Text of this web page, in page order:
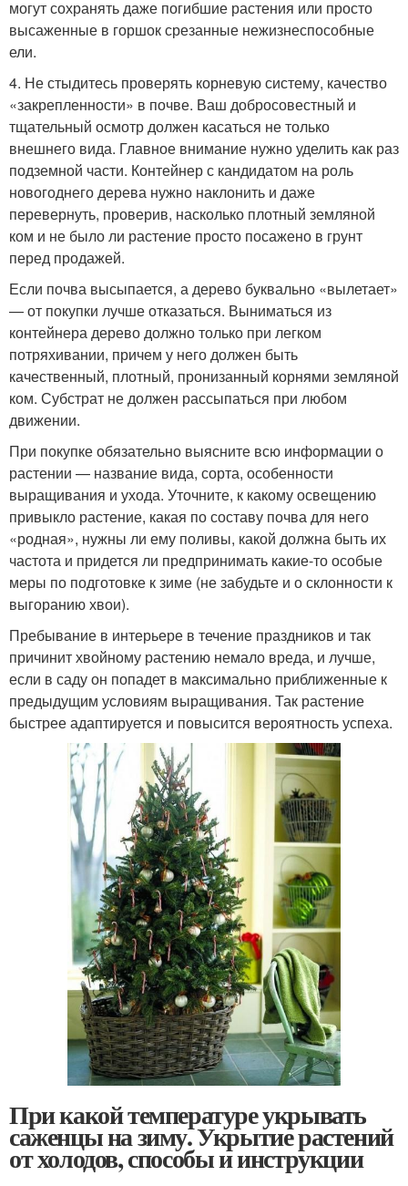
могут сохранять даже погибшие растения или просто
высаженные в горшок срезанные нежизнеспособные
ели.
4. Не стыдитесь проверять корневую систему, качество
«закрепленности» в почве. Ваш добросовестный и
тщательный осмотр должен касаться не только
внешнего вида. Главное внимание нужно уделить как раз
подземной части. Контейнер с кандидатом на роль
новогоднего дерева нужно наклонить и даже
перевернуть, проверив, насколько плотный земляной
ком и не было ли растение просто посажено в грунт
перед продажей.
Если почва высыпается, а дерево буквально «вылетает»
— от покупки лучше отказаться. Выниматься из
контейнера дерево должно только при легком
потряхивании, причем у него должен быть
качественный, плотный, пронизанный корнями земляной
ком. Субстрат не должен рассыпаться при любом
движении.
При покупке обязательно выясните всю информации о
растении — название вида, сорта, особенности
выращивания и ухода. Уточните, к какому освещению
привыкло растение, какая по составу почва для него
«родная», нужны ли ему поливы, какой должна быть их
частота и придется ли предпринимать какие-то особые
меры по подготовке к зиме (не забудьте и о склонности к
выгоранию хвои).
Пребывание в интерьере в течение праздников и так
причинит хвойному растению немало вреда, и лучше,
если в саду он попадет в максимально приближенные к
предыдущим условиям выращивания. Так растение
быстрее адаптируется и повысится вероятность успеха.
При какой температуре укрывать
саженцы на зиму. Укрытие растений
от холодов, способы и инструкции